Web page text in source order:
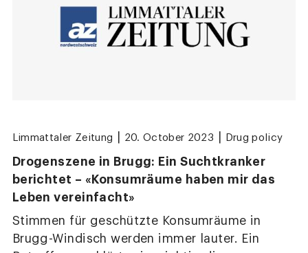
Limmattaler Zeitung 20. October 2023 Drug policy
Drogenszene in Brugg: Ein Suchtkranker
berichtet – «Konsumräume haben mir das
Leben vereinfacht»
Stimmen für geschützte Konsumräume in
Brugg-Windisch werden immer lauter. Ein